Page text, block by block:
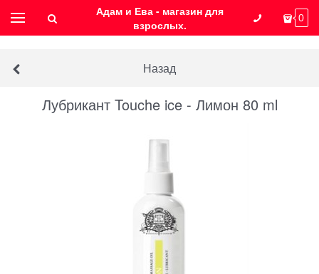
Адам и Ева - магазин для
взрослых.
0
Назад
Лубрикант Touche ice - Лимон 80 ml